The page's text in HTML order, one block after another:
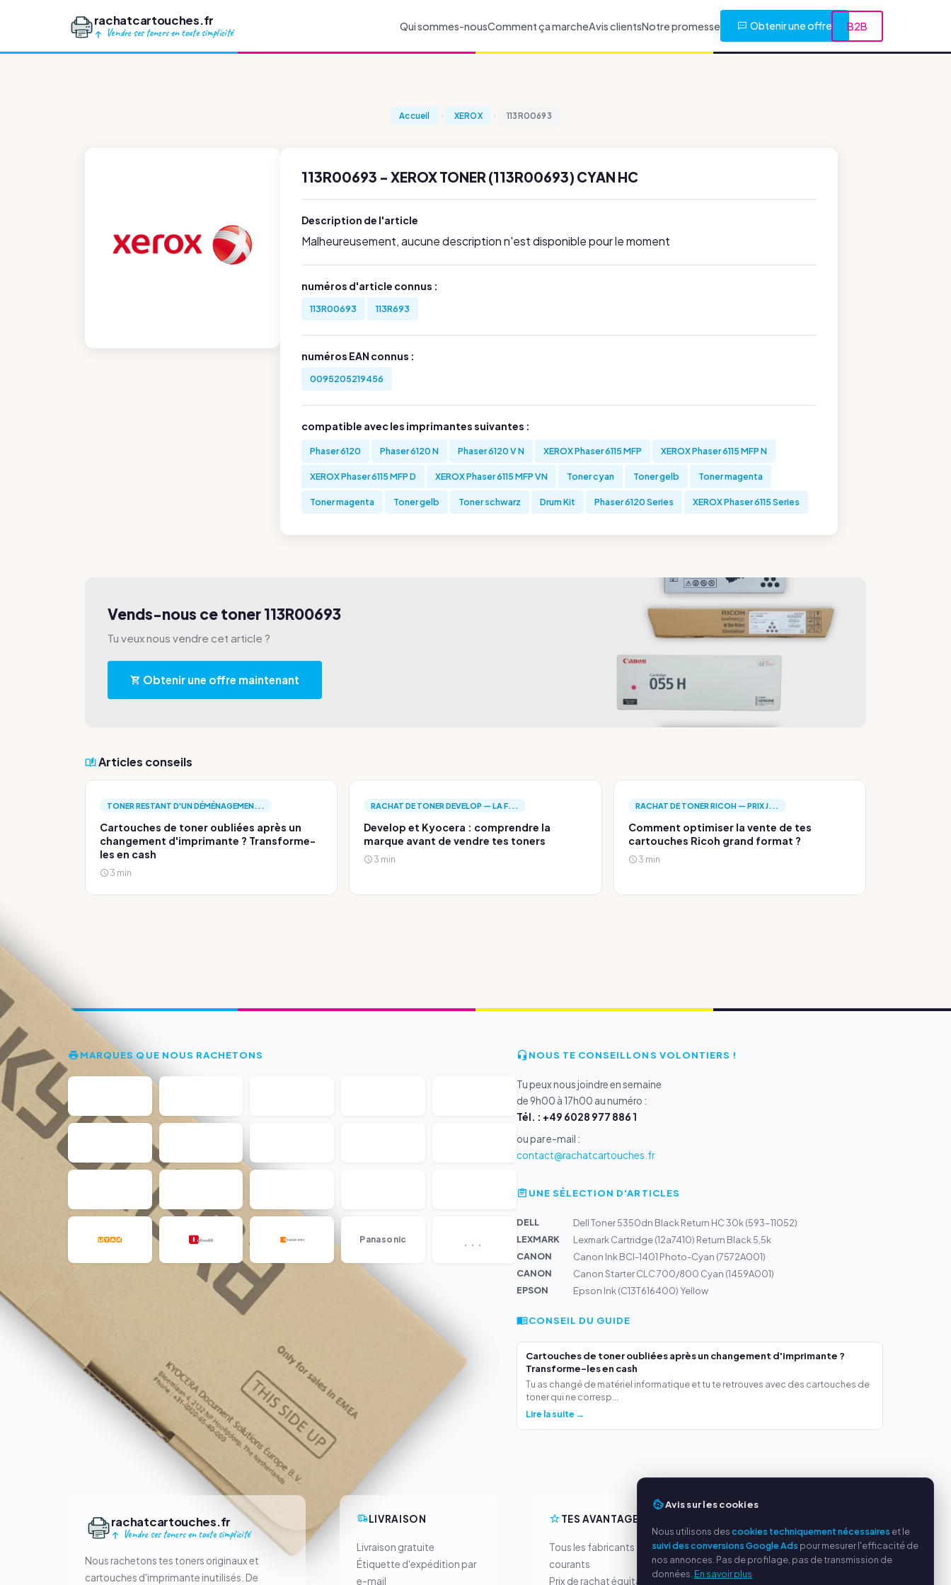
rachatcartouches.fr
Vendre ses toners en toute simplicité
Qui sommes-nousComment ça marcheAvis clientsNotre promesse Obtenir une offre B2B
Accueil XEROX 113R00693
113R00693 - XEROX TONER (113R00693) CYAN HC
Description de l'article
Malheureusement, aucune description n'est disponible pour le moment
numéros d'article connus :
113R00693 113R693
numéros EAN connus :
0095205219456
compatible avec les imprimantes suivantes :
Phaser 6120 Phaser 6120 N Phaser 6120 V N XEROX Phaser 6115 MFP XEROX Phaser 6115 MFP N
XEROX Phaser 6115 MFP D XEROX Phaser 6115 MFP VN Toner cyan Toner gelb Toner magenta
Toner magenta Toner gelb Toner schwarz Drum Kit Phaser 6120 Series XEROX Phaser 6115 Series
Vends-nous ce toner 113R00693
Tu veux nous vendre cet article ?
Obtenir une offre maintenant
Articles conseils
TONER RESTANT D'UN DÉMÉNAGEMEN...
Cartouches de toner oubliées après un
changement d'imprimante ? Transforme-
les en cash
3 min
RACHAT DE TONER DEVELOP — LA F...
Develop et Kyocera : comprendre la
marque avant de vendre tes toners
3 min
RACHAT DE TONER RICOH — PRIX J...
Comment optimiser la vente de tes
cartouches Ricoh grand format ?
3 min
MARQUES QUE NOUS RACHETONS
Panasonic ...
NOUS TE CONSEILLONS VOLONTIERS !
Tu peux nous joindre en semaine
de 9h00 à 17h00 au numéro :
Tél. : +49 6028 977 886 1
ou par e-mail :
contact@rachatcartouches.fr
UNE SÉLECTION D'ARTICLES
DELL
Dell Toner 5350dn Black Return HC 30k (593-11052)
LEXMARK
Lexmark Cartridge (12a7410) Return Black 5,5k
CANON
Canon Ink BCI-1401 Photo-Cyan (7572A001)
CANON
Canon Starter CLC 700/800 Cyan (1459A001)
EPSON
Epson Ink (C13T616400) Yellow
CONSEIL DU GUIDE
Cartouches de toner oubliées après un changement d'imprimante ?
Transforme-les en cash
Tu as changé de matériel informatique et tu te retrouves avec des cartouches de
toner qui ne corresp...
Lire la suite →
rachatcartouches.fr
Vendre ses toners en toute simplicité
Nous rachetons tes toners originaux et
cartouches d'imprimante inutilisés. De
LIVRAISON
Livraison gratuite
Étiquette d'expédition par
e-mail
TES AVANTAGES
Tous les fabricants
courants
Prix de rachat équitables
À propos de nous
Politique de confidentialité
Mentions légales
Avis sur les cookies
Nous utilisons descookies techniquement nécessaires et le
suivi des conversions Google Ads pour mesurer l'efficacité de
nos annonces. Pas de profilage, pas de transmission de
données. En savoir plus